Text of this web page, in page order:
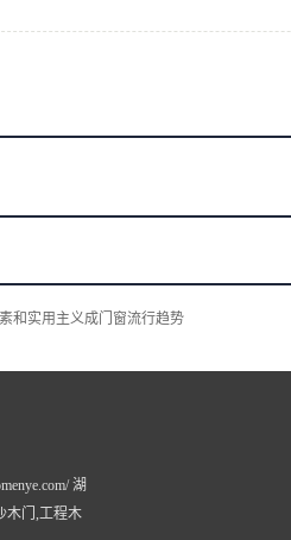
和实用主义成门窗流行趋势
湖
木门 ,工程木